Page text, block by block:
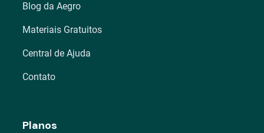
Blog da Aegro
Materiais Gratuitos
Central de Ajuda
Contato
Planos